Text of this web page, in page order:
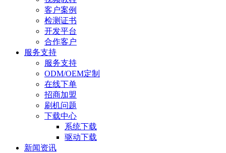
客户案例
检测证书
开发平台
合作客户
服务支持
服务支持
ODM/OEM定制
在线下单
招商加盟
刷机问题
下载中心
系统下载
驱动下载
新闻资讯